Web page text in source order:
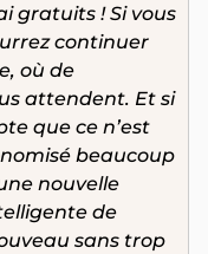
gratuits ! Si vous
continuer
où de
attendent. Et si
que ce n’est
beaucoup
nouvelle
de
sans trop